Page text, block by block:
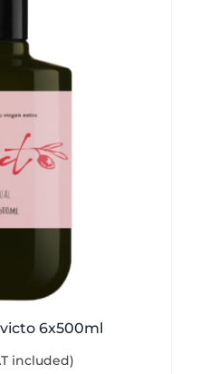
6x500ml
included)